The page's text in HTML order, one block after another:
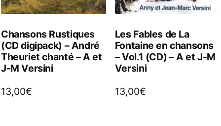
Chansons Rustiques
(CD digipack) – André
Theuriet chanté – A et
J-M Versini
13,00€
Les Fables de La
Fontaine en chansons
– Vol.1 (CD) – A et J-M
Versini
13,00€